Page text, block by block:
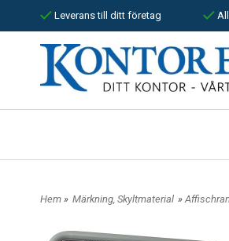
Leverans till ditt företag
Hem » Märkning, Skyltmaterial »